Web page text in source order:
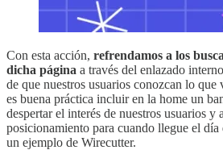
Con esta acción, refrendamos a los
dicha página a través del enlazado
de que nuestros usuarios conozcan lo que
es buena práctica incluir en la home un
despertar el interés de nuestros usuarios y
posicionamiento para cuando llegue el
un ejemplo de Wirecutter.